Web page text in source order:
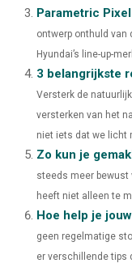
E
R
)
K
Parametric
ontwerp onthuld van
Hyundai’s line-up-
3 belangrijkste
Versterk de
versterken van het
niet iets dat we licht
Zo kun je
steeds meer bewust
heeft niet alleen te
Hoe help je
geen regelmatige
er verschillende tips